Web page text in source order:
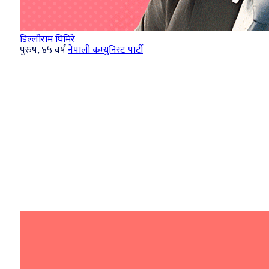
डिल्लीराम घिमिरे
पुरुष, ४५ वर्षनेपाली कम्युनिस्ट पार्टी